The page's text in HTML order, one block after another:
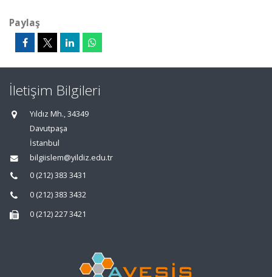
Paylaş
İletişim Bilgileri
Yıldız Mh., 34349
Davutpaşa
İstanbul
bilgiislem@yildiz.edu.tr
0 (212) 383 3431
0 (212) 383 3432
0 (212) 227 3421